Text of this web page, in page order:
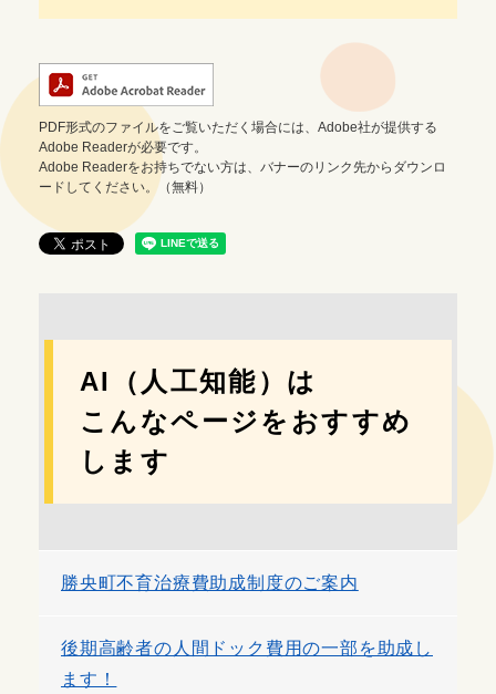
PDF形式のファイルをご覧いただく場合には、Adobe社が提供する
Adobe Readerが必要です。
Adobe Readerをお持ちでない方は、バナーのリンク先からダウンロ
ードしてください。（無料）
AI（人工知能）は
こんなページをおすすめ
します
勝央町不育治療費助成制度のご案内
後期高齢者の人間ドック費用の一部を助成し
ます！